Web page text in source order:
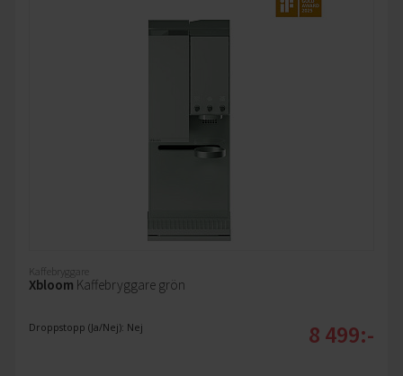
Kaffebryggare
Xbloom Kaffebryggare grön
Droppstopp (Ja/Nej): Nej 8 499:-